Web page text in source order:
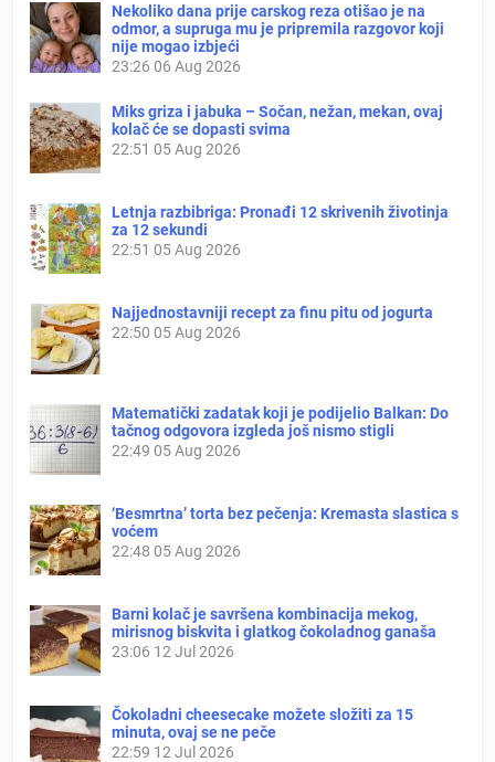
Nekoliko dana prije carskog reza otišao je na
odmor, a supruga mu je pripremila razgovor koji
nije mogao izbjeći
23:26 06 Aug 2026
Miks griza i jabuka – Sočan, nežan, mekan, ovaj
kolač će se dopasti svima
22:51 05 Aug 2026
Letnja razbibriga: Pronađi 12 skrivenih životinja
za 12 sekundi
22:51 05 Aug 2026
Najjednostavniji recept za finu pitu od jogurta
22:50 05 Aug 2026
Matematički zadatak koji je podijelio Balkan: Do
tačnog odgovora izgleda još nismo stigli
22:49 05 Aug 2026
‘Besmrtna’ torta bez pečenja: Kremasta slastica s
voćem
22:48 05 Aug 2026
Barni kolač je savršena kombinacija mekog,
mirisnog biskvita i glatkog čokoladnog ganaša
23:06 12 Jul 2026
Čokoladni cheesecake možete složiti za 15
minuta, ovaj se ne peče
22:59 12 Jul 2026